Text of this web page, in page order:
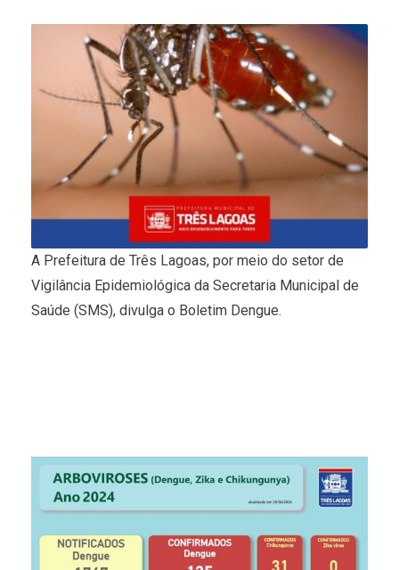
A Prefeitura de Três Lagoas, por meio do setor de
Vigilância Epidemiológica da Secretaria Municipal de
Saúde (SMS), divulga o Boletim Dengue.